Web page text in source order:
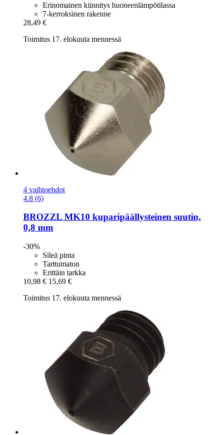
Erinomainen kiinnitys huoneenlämpötilassa
7-kerroksinen rakenne
28,49 €
Toimitus 17. elokuuta mennessä
4 vaihtoehdot
4.8 (6)
BROZZL MK10 kuparipäällysteinen suutin,
0,8 mm
-30%
Sileä pinta
Tarttumaton
Erittäin tarkka
10,98 € 15,69 €
Toimitus 17. elokuuta mennessä